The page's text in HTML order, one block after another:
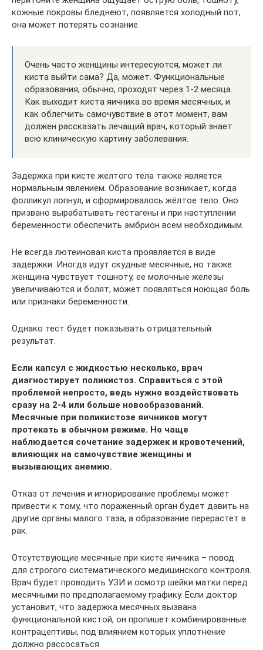
кожные покровы бледнеют, появляется холодный пот,
она может потерять сознание.
Очень часто женщины интересуются, может ли
киста выйти сама? Да, может. Функциональные
образования, обычно, проходят через 1-2 месяца.
Как выходит киста яичника во время месячных, и
как облегчить самочувствие в этот момент, вам
должен рассказать лечащий врач, который знает
всю клиническую картину заболевания.
Задержка при кисте желтого тела также является
нормальным явлением. Образование возникает, когда
фолликул лопнул, и сформировалось жёлтое тело. Оно
призвано вырабатывать гестагены и при наступлении
беременности обеспечить эмбрион всем необходимым.
Не всегда лютеиновая киста проявляется в виде
задержки. Иногда идут скудные месячные, но также
женщина чувствует тошноту, ее молочные железы
увеличиваются и болят, может появляться ноющая боль
или признаки беременности.
Однако тест будет показывать отрицательный
результат.
Если капсул с жидкостью несколько, врач
диагностирует поликистоз. Справиться с этой
проблемой непросто, ведь нужно воздействовать
сразу на 2-4 или больше новообразований.
Месячные при поликистозе яичников могут
протекать в обычном режиме. Но чаще
наблюдается сочетание задержек и кровотечений,
влияющих на самочувствие женщины и
вызывающих анемию.
Отказ от лечения и игнорирование проблемы может
привести к тому, что пораженный орган будет давить на
другие органы малого таза, а образование перерастет в
рак.
Отсутствующие месячные при кисте яичника – повод
для строгого систематического медицинского контроля.
Врач будет проводить УЗИ и осмотр шейки матки перед
месячными по предполагаемому графику. Если доктор
установит, что задержка месячных вызвана
функциональной кистой, он пропишет комбинированные
контрацептивы, под влиянием которых уплотнение
должно рассосаться.